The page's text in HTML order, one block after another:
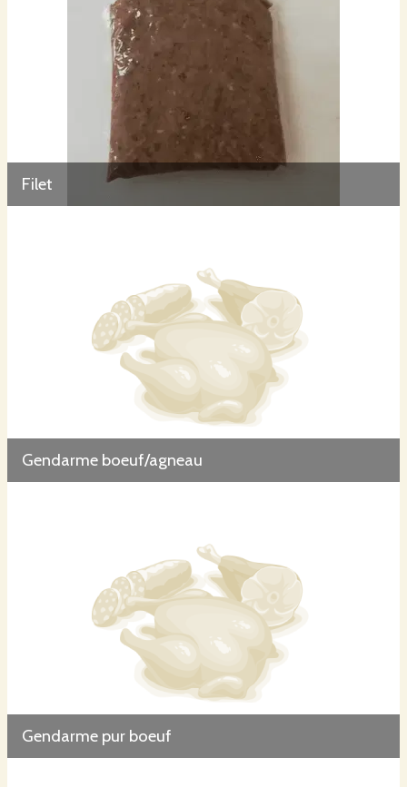
Filet
Gendarme boeuf/agneau
Gendarme pur boeuf